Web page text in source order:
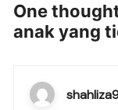
One
anak yang